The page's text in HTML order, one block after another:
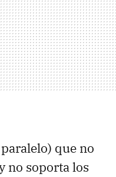
que no
no soporta los